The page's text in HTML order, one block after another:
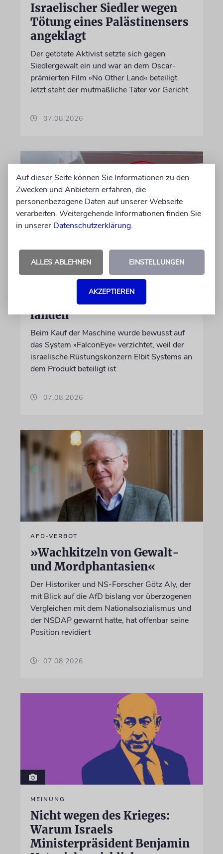
Israelischer Siedler wegen
Tötung eines Palästinensers
angeklagt
Der getötete Aktivist setzte sich gegen
Siedlergewalt ein und war an dem Oscar-
prämierten Film »No Other Land« beteiligt.
Jetzt steht der mutmaßliche Täter vor Gericht
07.08.2026
Wegen Israel-Boykott:
Irisches Regierungsflugzeug
kann nicht mehr im Nebel
landen
Beim Kauf der Maschine wurde bewusst auf
das System »FalconEye« verzichtet, weil der
israelische Rüstungskonzern Elbit Systems an
dem Produkt beteiligt ist
07.08.2026
AFD-VERBOT
»Wachkitzeln von Gewalt-
und Mordphantasien«
Der Historiker und NS-Forscher Götz Aly, der
mit Blick auf die AfD bislang vor überzogenen
Vergleichen mit dem Nationalsozialismus und
der NSDAP gewarnt hatte, hat offenbar seine
Position revidiert
07.08.2026
MEINUNG
Nicht wegen des Krieges:
Warum Israels
Ministerpräsident Benjamin
Auf dieser Seite können Sie Informationen zu den
Zwecken und Anbietern erfahren, die
personenbezogene Daten auf unserer Webseite
verarbeiten. Weitergehende Informationen finden Sie
in unserer Datenschutzerklärung.
ALLES ABLEHNEN EINSTELLUNGEN
AKZEPTIEREN